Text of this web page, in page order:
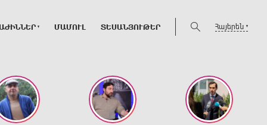
ՄԱՄՈՒԼ ՏԵՍԱՆՅՈՒԹԵՐ Հայերեն